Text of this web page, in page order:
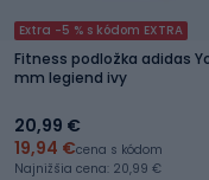
Extra -5 % s kódom EXTRA
Fitness podložka adidas
mm legiend ivy
20,99 €
19,94 €cena s kódom
Najnižšia cena: 20,99 €